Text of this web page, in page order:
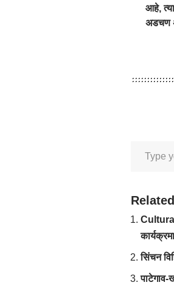
आहे,
अडचण
Cultural
सिंचन